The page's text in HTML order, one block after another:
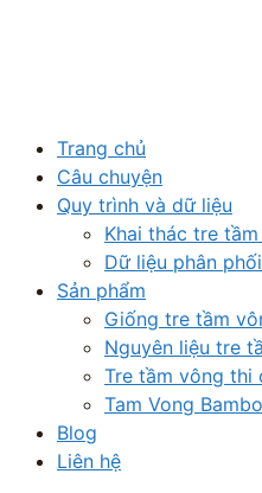
Trang chủ
Câu chuyện
Quy trình và dữ liệu
Khai thác tre
Dữ liệu phân
Sản phẩm
Giống tre tầm
Nguyên liệu tre
Tre tầm vông thi
Tam Vong
Blog
Liên hệ